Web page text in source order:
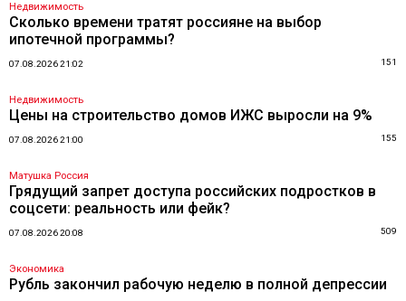
Недвижимость
Сколько времени тратят россияне на выбор
ипотечной программы?
07.08.2026 21:02 151
Недвижимость
Цены на строительство домов ИЖС выросли на 9%
07.08.2026 21:00 155
Матушка Россия
Грядущий запрет доступа российских подростков в
соцсети: реальность или фейк?
07.08.2026 20:08 509
Экономика
Рубль закончил рабочую неделю в полной депрессии